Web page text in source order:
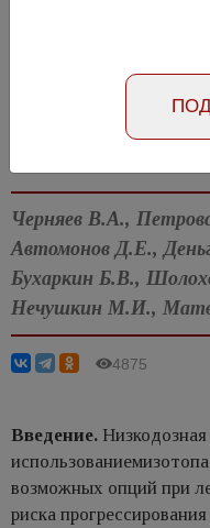
промежуточного
Абстракт на английском
Черняев В.А.,
Автомонов Д.Е.,
Бухаркин Б.В.,
Нечушкин М.И.,
4875
Введение.
возможных опций при
риска